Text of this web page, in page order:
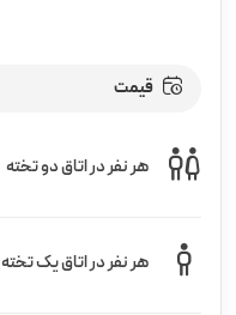
قیمت
هر نفر در اتاق دو تخته
هر نفر در اتاق یک تخته